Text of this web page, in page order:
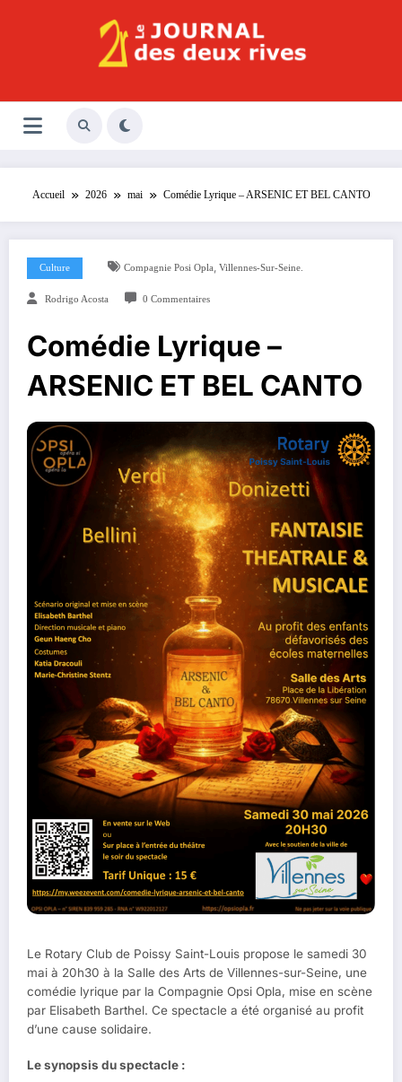
Le Journal des Deux Rives
Accueil 2026 mai Comédie Lyrique – ARSENIC ET BEL CANTO
Culture Compagnie Posi Opla Villennes-Sur-Seine.
Rodrigo Acosta 0 Commentaires
Comédie Lyrique –
ARSENIC ET BEL CANTO
Le Rotary Club de Poissy Saint-Louis propose le samedi 30
mai à 20h30 à la Salle des Arts de Villennes-sur-Seine, une
comédie lyrique par la Compagnie Opsi Opla, mise en scène
par Elisabeth Barthel. Ce spectacle a été organisé au profit
d’une cause solidaire.
Le synopsis du spectacle :